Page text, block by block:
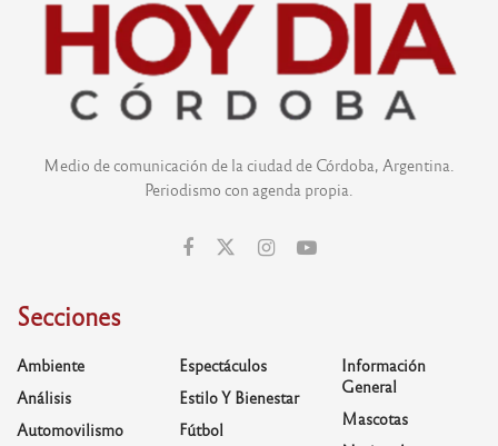
Medio de comunicación de la ciudad de Córdoba, Argentina.
Periodismo con agenda propia.
Secciones
Ambiente
Análisis
Automovilismo
Espectáculos
Estilo Y Bienestar
Fútbol
Información
General
Mascotas